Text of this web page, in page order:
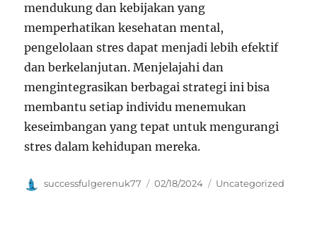
mendukung dan kebijakan yang
memperhatikan kesehatan mental,
pengelolaan stres dapat menjadi lebih efektif
dan berkelanjutan. Menjelajahi dan
mengintegrasikan berbagai strategi ini bisa
membantu setiap individu menemukan
keseimbangan yang tepat untuk mengurangi
stres dalam kehidupan mereka.
Author
successfulgerenuk77
Posted
02/18/2024 Categories
Uncategorized